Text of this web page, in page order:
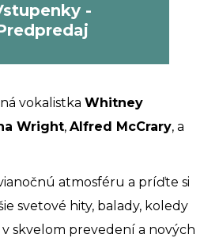
-
vokalistka Whitney
Wright, Alfred McCrary, a
atmosféru a príďte si
svetové hity, balady, koledy
v skvelom prevedení a nových